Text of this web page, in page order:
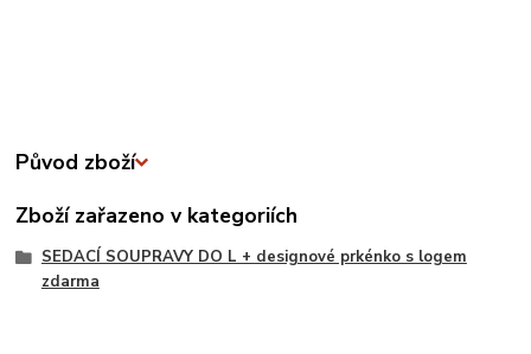
Původ zboží
Zboží zařazeno v kategoriích
SEDACÍ SOUPRAVY DO L + designové prkénko s logem
zdarma